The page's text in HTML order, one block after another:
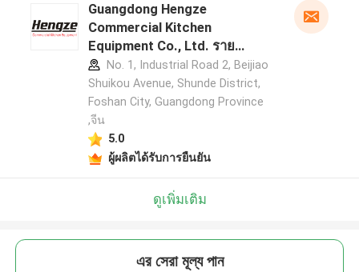
Guangdong Hengze
Commercial Kitchen
Equipment Co., Ltd. ราย
ละเอียดผู้ผลิต
No. 1, Industrial Road 2, Beijiao
Shuikou Avenue, Shunde District,
Foshan City, Guangdong Province
,จีน
5.0
ผู้ผลิตได้รับการยืนยัน
ดูเพิ่มเติม
এর সেরা মূল্য পান